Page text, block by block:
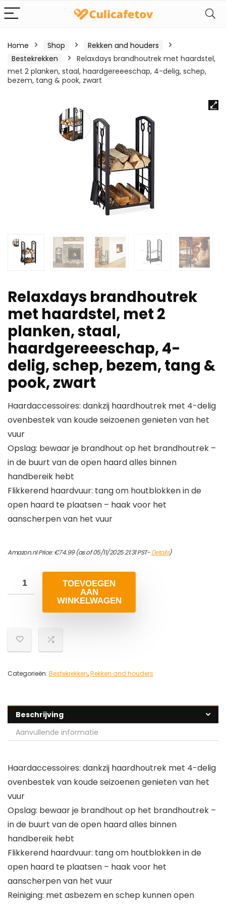
Home Shop
Rekken and houders
Bestekrekken
Relaxdays brandhoutrek met haardstel,
met 2 planken, staal, haardgereeeschap, 4-delig, schep,
bezem, tang & pook, zwart
Relaxdays brandhoutrek
met haardstel, met 2
planken, staal,
haardgereeeschap, 4-
delig, schep, bezem, tang &
pook, zwart
Haardaccessoires: dankzij haardhoutrek met 4-delig
ovenbestek van koude seizoenen genieten van het
vuur
Opslag: bewaar je brandhout op het brandhoutrek –
in de buurt van de open haard alles binnen
handbereik hebt
Flikkerend haardvuur: tang om houtblokken in de
open haard te plaatsen – haak voor het
aanscherpen van het vuur
Amazon.nl Price:€74.99(as of 05/11/2025 21:31 PST-Details)
TOEVOEGEN
AAN
WINKELWAGEN
Categorieën: Bestekrekken,Rekken and houders
Beschrijving
Aanvullende informatie
Haardaccessoires: dankzij haardhoutrek met 4-delig
ovenbestek van koude seizoenen genieten van het
vuur
Opslag: bewaar je brandhout op het brandhoutrek –
in de buurt van de open haard alles binnen
handbereik hebt
Flikkerend haardvuur: tang om houtblokken in de
open haard te plaatsen – haak voor het
aanscherpen van het vuur
Reiniging: met asbezem en schep kunnen open